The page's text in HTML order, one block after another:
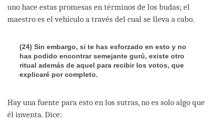
uno hace estas promesas en términos de los budas; el
maestro es el vehículo a través del cual se lleva a cabo.
(24) Sin embargo, si te has esforzado en esto y no
has podido encontrar semejante gurú, existe otro
ritual además de aquel para recibir los votos, que
explicaré por completo.
Hay una fuente para esto en los sutras, no es solo algo que
él inventa. Dice: